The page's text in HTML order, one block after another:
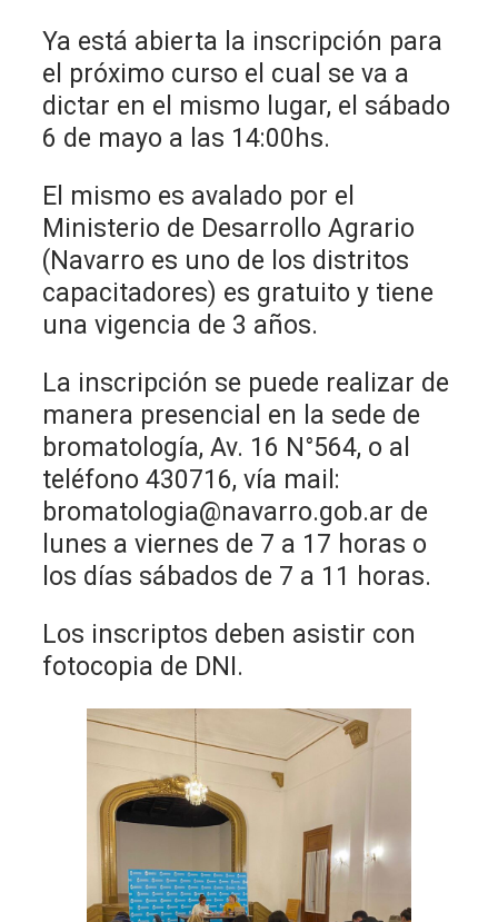
Ya está abierta la inscripción para
el próximo curso el cual se va a
dictar en el mismo lugar, el sábado
6 de mayo a las 14:00hs.
El mismo es avalado por el
Ministerio de Desarrollo Agrario
(Navarro es uno de los distritos
capacitadores) es gratuito y tiene
una vigencia de 3 años.
La inscripción se puede realizar de
manera presencial en la sede de
bromatología, Av. 16 N°564, o al
teléfono 430716, vía mail:
bromatologia@navarro.gob.ar de
lunes a viernes de 7 a 17 horas o
los días sábados de 7 a 11 horas.
Los inscriptos deben asistir con
fotocopia de DNI.